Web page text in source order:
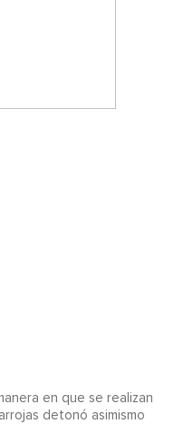
en que se realizan
detonó asimismo